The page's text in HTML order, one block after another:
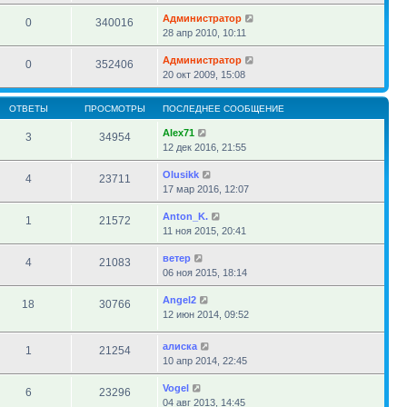
0 340016
Администратор
28 апр 2010, 10:11
0 352406
Администратор
20 окт 2009, 15:08
ОТВЕТЫ ПРОСМОТРЫ ПОСЛЕДНЕЕ СООБЩЕНИЕ
3 34954
Alex71
12 дек 2016, 21:55
4 23711
Olusikk
17 мар 2016, 12:07
1 21572
Anton_K.
11 ноя 2015, 20:41
4 21083
ветер
06 ноя 2015, 18:14
18 30766
Angel2
12 июн 2014, 09:52
1 21254
алиска
10 апр 2014, 22:45
6 23296
Vogel
04 авг 2013, 14:45